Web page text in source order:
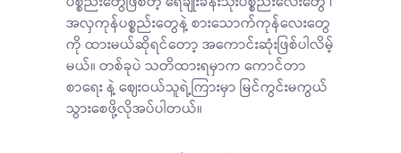
အလှကုန်ပစ္စည်းတွေနဲ့ စားသောက်ကုန်လေးတွေ
ကို ထားမယ်ဆိုရင်တော့ အကောင်းဆုံးဖြစ်ပါလိမ့်
မယ်။ တစ်ခုပဲ သတိထားရမှာက ကောင်တာ
စာရေး နဲ့ ဈေးဝယ်သူရဲ့ကြားမှာ မြင်ကွင်းမကွယ်
သွားစေဖို့လိုအပ်ပါတယ်။